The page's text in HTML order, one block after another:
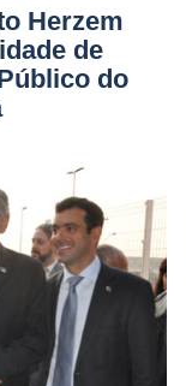
Herzem
de
do